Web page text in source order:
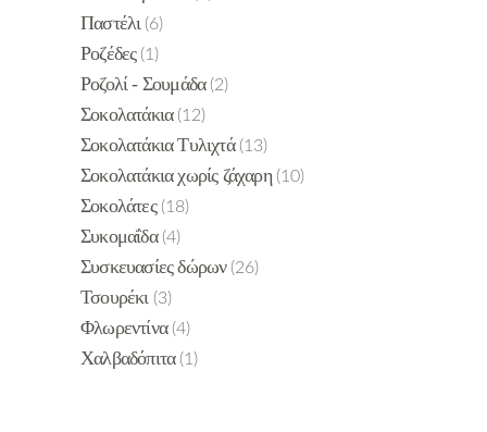
Παστέλι (6)
Ροζέδες (1)
Ροζολί - Σουμάδα (2)
Σοκολατάκια (12)
Σοκολατάκια Τυλιχτά (13)
Σοκολατάκια χωρίς ζάχαρη (10)
Σοκολάτες (18)
Συκομαΐδα (4)
Συσκευασίες δώρων (26)
Τσουρέκι (3)
Φλωρεντίνα (4)
Χαλβαδόπιτα (1)